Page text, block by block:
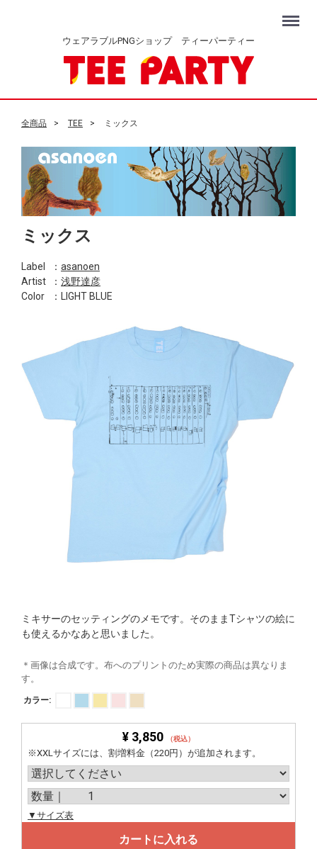
ウェアラブルPNGショップ ティーパーティー
Menu
全商品 TEE ミックス
ミックス
Label ： asanoen
Artist
： 浅野達彦
Color
：LIGHT BLUE
ミキサーのセッティングのメモです。そのままTシャツの絵に
も使えるかなあと思いました。
＊画像は合成です。布へのプリントのため実際の商品は異なりま
す。
カラー:
¥ 3,850 （税込）
※XXLサイズには、割増料金（220円）が追加されます。
▼サイズ表
カートに入れる